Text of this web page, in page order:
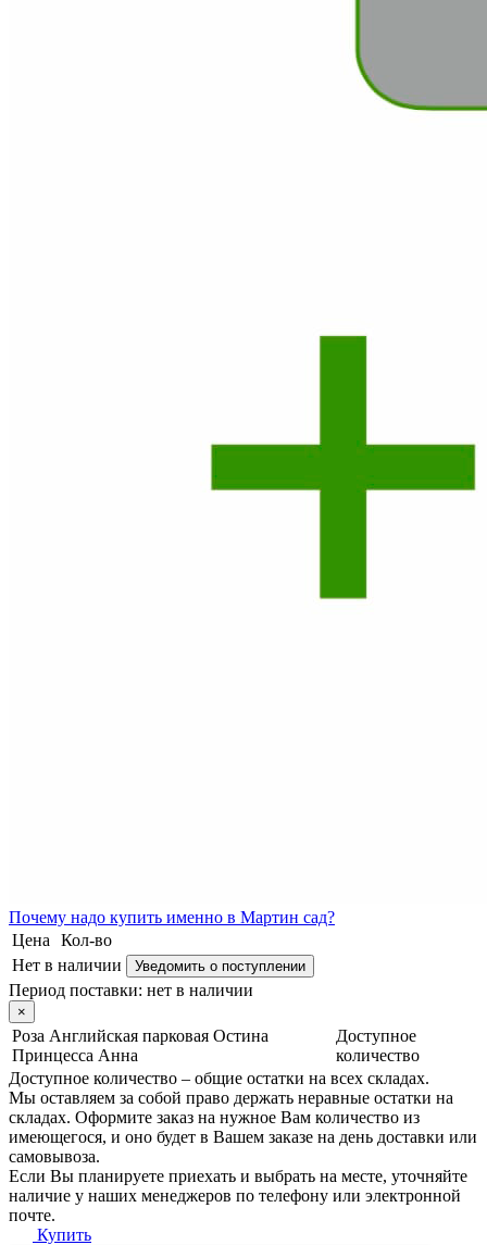
Почему надо купить именно в Мартин сад?
Цена
Кол-во
Нет в наличии
Уведомить о поступлении
Период поставки: нет в наличии
×
Роза Английская парковая Остина
Принцесса Анна
Доступное
количество
Доступное количество – общие остатки на всех складах.
Мы оставляем за собой право держать неравные остатки на
складах. Оформите заказ на нужное Вам количество из
имеющегося, и оно будет в Вашем заказе на день доставки или
самовывоза.
Если Вы планируете приехать и выбрать на месте, уточняйте
наличие у наших менеджеров по телефону или электронной
почте.
Купить